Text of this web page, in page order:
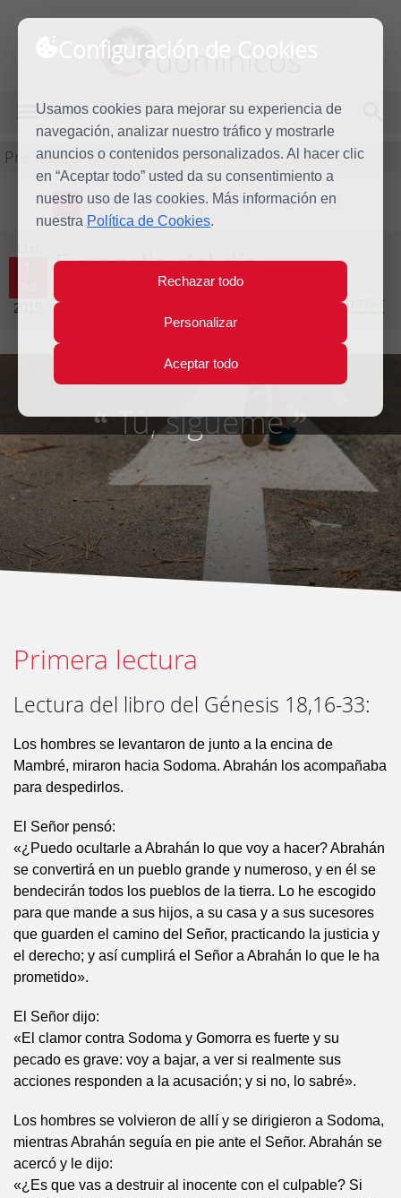
Configuración de Cookies
Usamos cookies para mejorar su experiencia de
navegación, analizar nuestro tráfico y mostrarle
anuncios o contenidos personalizados. Al hacer clic
en “Aceptar todo” usted da su consentimiento a
nuestro uso de las cookies. Más información en
nuestra Política de Cookies.
Rechazar todo
Personalizar
Aceptar todo
dominicos
MENÚ
Predicación
L M X J V S D
2019
Evangelio del día
Decimotercera semana del Tiempo Ordinario - Año Impar
“Tú, sígueme”
Primera lectura
Lectura del libro del Génesis 18,16-33:
Los hombres se levantaron de junto a la encina de
Mambré, miraron hacia Sodoma. Abrahán los acompañaba
para despedirlos.
El Señor pensó:
«¿Puedo ocultarle a Abrahán lo que voy a hacer? Abrahán
se convertirá en un pueblo grande y numeroso, y en él se
bendecirán todos los pueblos de la tierra. Lo he escogido
para que mande a sus hijos, a su casa y a sus sucesores
que guarden el camino del Señor, practicando la justicia y
el derecho; y así cumplirá el Señor a Abrahán lo que le ha
prometido».
El Señor dijo:
«El clamor contra Sodoma y Gomorra es fuerte y su
pecado es grave: voy a bajar, a ver si realmente sus
acciones responden a la acusación; y si no, lo sabré».
Los hombres se volvieron de allí y se dirigieron a Sodoma,
mientras Abrahán seguía en pie ante el Señor. Abrahán se
acercó y le dijo:
«¿Es que vas a destruir al inocente con el culpable? Si